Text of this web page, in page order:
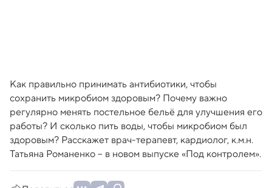
Как правильно принимать антибиотики, чтобы
сохранить микробиом здоровым? Почему важно
регулярно менять постельное бельё для улучшения его
работы? И сколько пить воды, чтобы микробиом был
здоровым? Расскажет врач-терапевт, кардиолог, к.м.н.
Татьяна Романенко – в новом выпуске «Под контролем».